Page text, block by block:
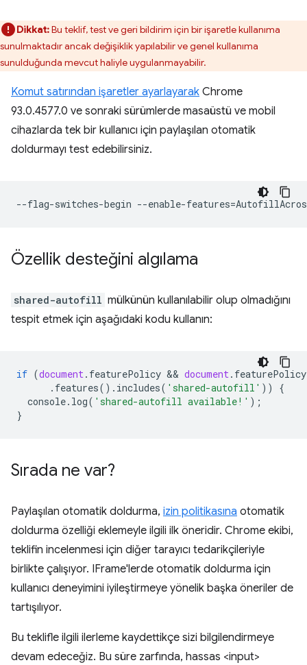
Dikkat:Bu teklif, test ve geri bildirim için bir işaretle kullanıma
sunulmaktadır ancak değişiklik yapılabilir ve genel kullanıma
sunulduğunda mevcut haliyle uygulanmayabilir.
Komut satırından işaretler ayarlayarak Chrome
93.0.4577.0 ve sonraki sürümlerde masaüstü ve mobil
cihazlarda tek bir kullanıcı için paylaşılan otomatik
doldurmayı test edebilirsiniz.
--flag-switches-begin --enable-features=
Özellik desteğini algılama
shared-autofill mülkünün kullanılabilir olup olmadığını
tespit etmek için aşağıdaki kodu kullanın:
if (document . featurePolicy && document . featurePolicy
. features(). includes( 'shared-autofill' ))
{
console. log( 'shared-autofill available!' );
}
Sırada ne var?
Paylaşılan otomatik doldurma, izin politikasına otomatik
doldurma özelliği eklemeyle ilgili ilk öneridir. Chrome ekibi,
teklifin incelenmesi için diğer tarayıcı tedarikçileriyle
birlikte çalışıyor. IFrame'lerde otomatik doldurma için
kullanıcı deneyimini iyileştirmeye yönelik başka öneriler de
tartışılıyor.
Bu teklifle ilgili ilerleme kaydettikçe sizi bilgilendirmeye
devam edeceğiz. Bu süre zarfında, hassas <input>